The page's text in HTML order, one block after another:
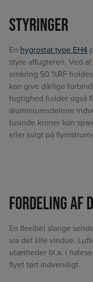
Styringer
En hygrostat type EH4
styre affugteren. Ved
omkring 50 %RF
kan give dårlige
fugtighed holder også
aluminiumsdelene
tusinde kroner kan
eller svigt på
Fordeling af
En flexibel slange
via det lille vindue.
utætheder bl.a. i
flyet tørt indvendigt.